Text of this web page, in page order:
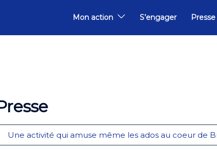
Mon action S’engager Presse
Une activité qui amuse même les ados au coeur de